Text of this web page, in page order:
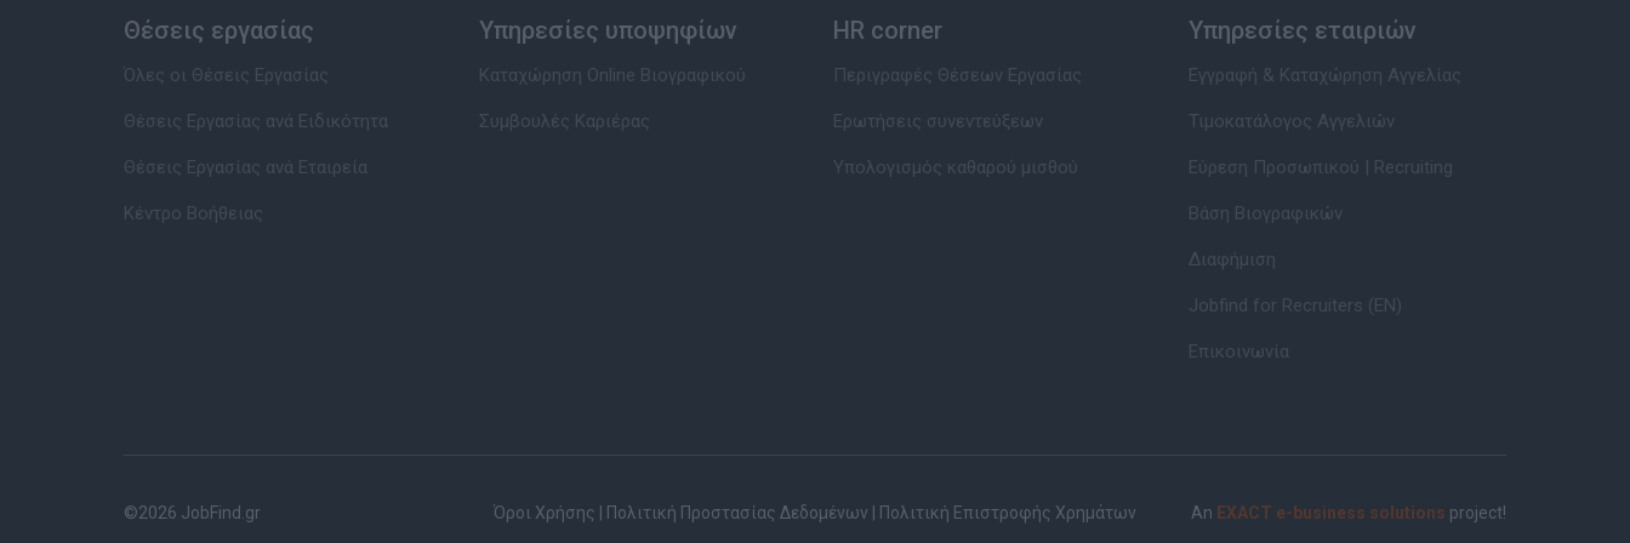
Θέσεις εργασίας
Όλες οι Θέσεις Εργασίας
Θέσεις Εργασίας ανά Ειδικότητα
Θέσεις Εργασίας ανά Εταιρεία
Κέντρο Βοήθειας
Υπηρεσίες υποψηφίων
Καταχώρηση Online Βιογραφικού
Συμβουλές Καριέρας
HR corner
Περιγραφές Θέσεων Εργασίας
Ερωτήσεις συνεντεύξεων
Υπολογισμός καθαρού μισθού
Υπηρεσίες εταιριών
Εγγραφή & Καταχώρηση Αγγελίας
Τιμοκατάλογος Αγγελιών
Εύρεση Προσωπικού | Recruiting
Βάση Βιογραφικών
Διαφήμιση
Jobfind for Recruiters (EN)
Επικοινωνία
©2026 JobFind.gr Όροι Χρήσης Πολιτική Προστασίας Δεδομένων Πολιτική Επιστροφής Χρημάτων An EXACT e-business solutions project!